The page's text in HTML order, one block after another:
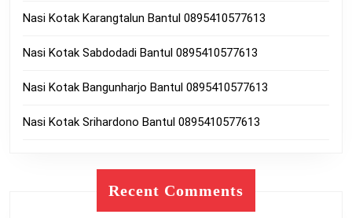
Nasi Kotak Karangtalun Bantul 0895410577613
Nasi Kotak Sabdodadi Bantul 0895410577613
Nasi Kotak Bangunharjo Bantul 0895410577613
Nasi Kotak Srihardono Bantul 0895410577613
Recent Comments